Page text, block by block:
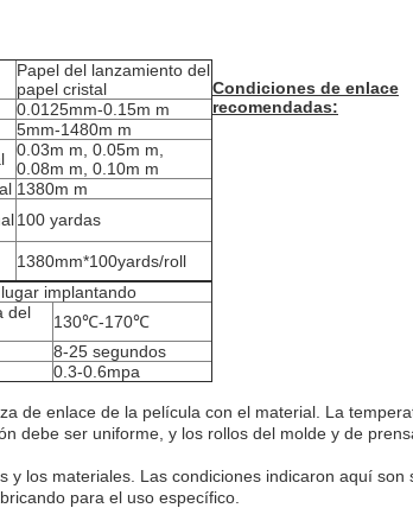
Papel del lanzamiento del
papel cristal
0.0125mm-0.15m m
5mm-1480m m
0.03m m, 0.05m m,
0.08m m, 0.10m m
1380m m
100 yardas
1380mm*100yards/roll
Condiciones de enlace
recomendadas:
implantando
del
130℃-170℃
8-25 segundos
0.3-0.6mpa
de enlace de la película con el material. La
debe ser uniforme, y los rollos del molde y de
los materiales. Las condiciones indicaron aquí son
para el uso específico.